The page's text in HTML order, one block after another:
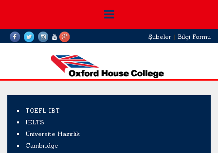
Şubeler | Bilgi Formu
TOEFL IBT
IELTS
Üniversite Hazırlık
Cambridge